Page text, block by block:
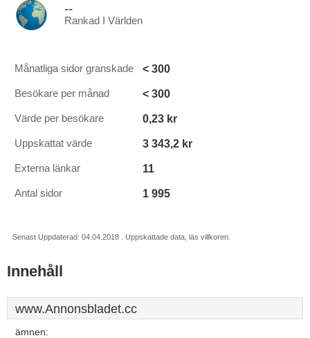
--
Rankad I Världen
Månatliga sidor granskade < 300
Besökare per månad < 300
Värde per besökare 0,23 kr
Uppskattat värde 3 343,2 kr
Externa länkar 11
Antal sidor 1 995
Senast Uppdaterad: 04.04.2018 . Uppskattade data, läs villkoren.
Innehåll
www.Annonsbladet.cc
ämnen: